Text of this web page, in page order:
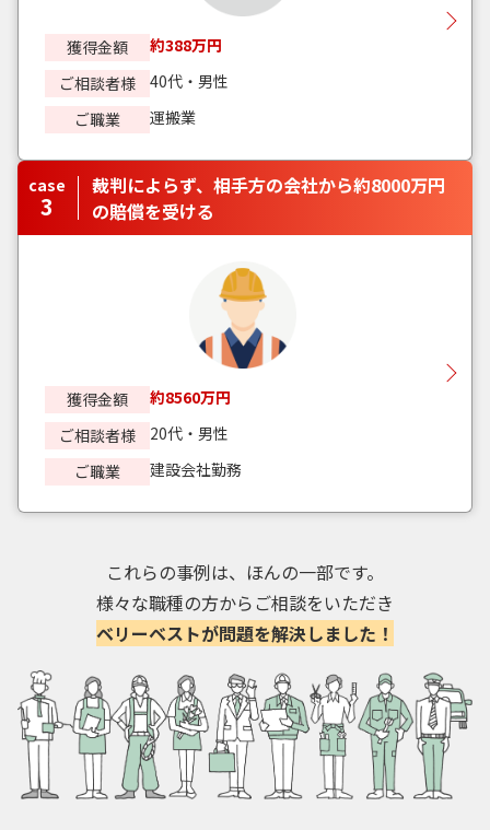
獲得金額
約388万円
ご相談者様
40代・男性
ご職業
運搬業
case
3
裁判によらず、相手方の会社から約8000万円
の賠償を受ける
獲得金額
約8560万円
ご相談者様
20代・男性
ご職業
建設会社勤務
これらの事例は、ほんの一部です。
様々な職種の方からご相談をいただき
ベリーベストが問題を解決しました！